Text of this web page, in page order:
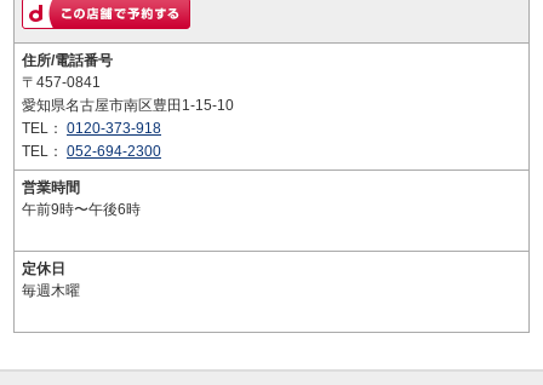
住所/電話番号
〒457-0841
愛知県名古屋市南区豊田1-15-10
TEL： 0120-373-918
TEL： 052-694-2300
営業時間
午前9時〜午後6時
定休日
毎週木曜